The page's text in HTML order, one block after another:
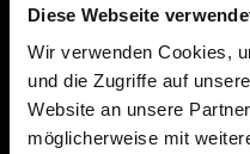
Diese Webseite
Wir verwenden Cookies,
und die Zugriffe auf
Website an unsere
möglicherweise mit